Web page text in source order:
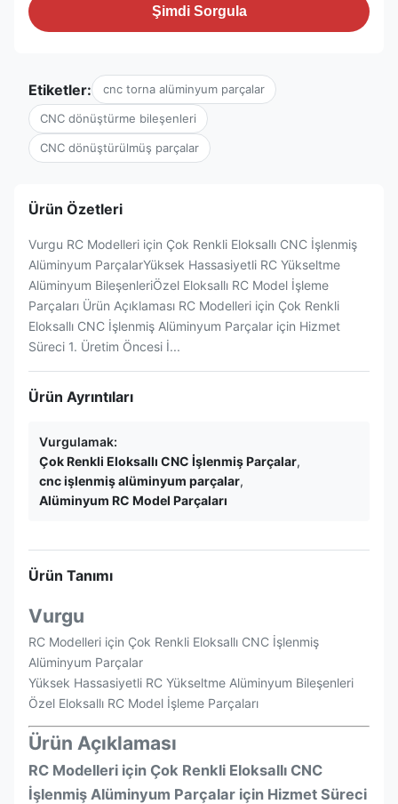
Şimdi Sorgula
Etiketler: cnc torna alüminyum parçalar
CNC dönüştürme bileşenleri
CNC dönüştürülmüş parçalar
Ürün Özetleri
Vurgu RC Modelleri için Çok Renkli Eloksallı CNC İşlenmiş
Alüminyum ParçalarYüksek Hassasiyetli RC Yükseltme
Alüminyum BileşenleriÖzel Eloksallı RC Model İşleme
Parçaları Ürün Açıklaması RC Modelleri için Çok Renkli
Eloksallı CNC İşlenmiş Alüminyum Parçalar için Hizmet
Süreci 1. Üretim Öncesi İ...
Ürün Ayrıntıları
Vurgulamak:
Çok Renkli Eloksallı CNC İşlenmiş Parçalar,
cnc işlenmiş alüminyum parçalar,
Alüminyum RC Model Parçaları
Ürün Tanımı
Vurgu
RC Modelleri için Çok Renkli Eloksallı CNC İşlenmiş
Alüminyum Parçalar
Yüksek Hassasiyetli RC Yükseltme Alüminyum Bileşenleri
Özel Eloksallı RC Model İşleme Parçaları
Ürün Açıklaması
RC Modelleri için Çok Renkli Eloksallı CNC
İşlenmiş Alüminyum Parçalar için Hizmet Süreci